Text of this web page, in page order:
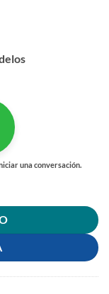
una conversación.